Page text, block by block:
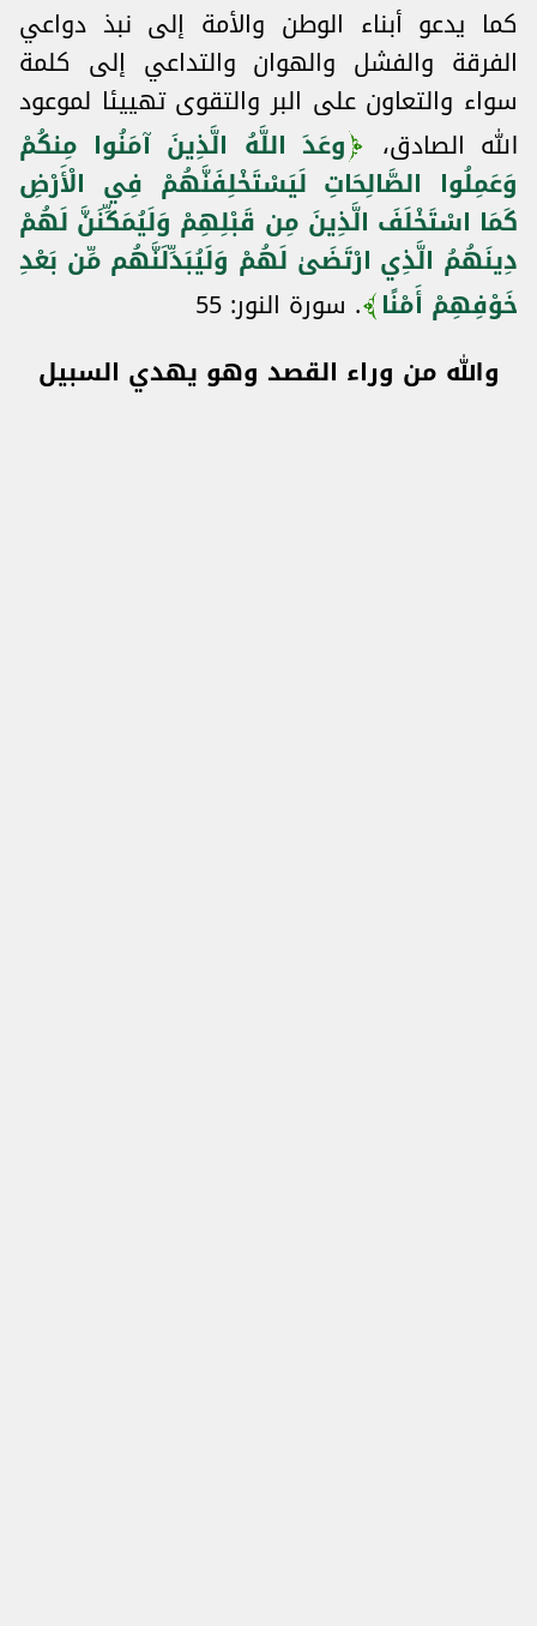
كما يدعو أبناء الوطن والأمة إلى نبذ دواعي
الفرقة والفشل والهوان والتداعي إلى كلمة
سواء والتعاون على البر والتقوى تهييئا لموعود
الله الصادق،
وعَدَ اللَّهُ الَّذِينَ آمَنُوا مِنكُمْ
وَعَمِلُوا الصَّالِحَاتِ لَيَسْتَخْلِفَنَّهُمْ فِي الْأَرْضِ
كَمَا اسْتَخْلَفَ الَّذِينَ مِن قَبْلِهِمْ وَلَيُمَكِّنَنَّ لَهُمْ
دِينَهُمُ الَّذِي ارْتَضَىٰ لَهُمْ وَلَيُبَدِّلَنَّهُم مِّن بَعْدِ
خَوْفِهِمْ أَمْنًا . سورة النور: 55
والله من وراء القصد وهو يهدي السبيل